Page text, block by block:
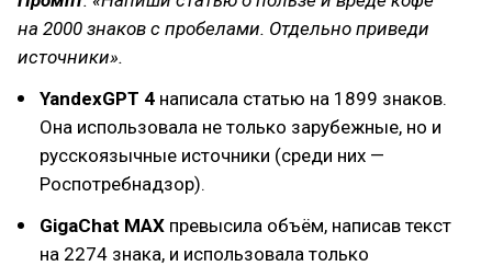
на 2000 знаков с пробелами. Отдельно приведи
источники».
YandexGPT 4 написала статью на 1899 знаков.
Она использовала не только зарубежные, но и
русскоязычные источники (среди них —
Роспотребнадзор).
GigaChat MAX превысила объём, написав текст
на 2274 знака, и использовала только